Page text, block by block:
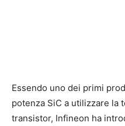
Essendo uno dei primi
potenza SiC a utilizzare la
transistor, Infineon ha